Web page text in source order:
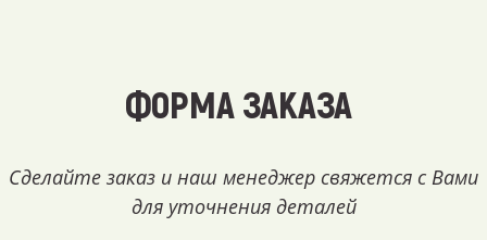
ФОРМА ЗАКАЗА
Сделайте заказ и наш менеджер свяжется с Вами
для уточнения деталей